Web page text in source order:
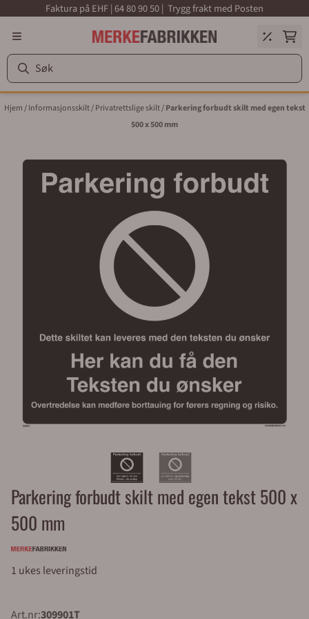
Hopp til innholdFaktura på EHF | 64 80 90 50 | Trygg frakt med Posten
Hjem/Informasjonsskilt/Privatrettslige skilt/Parkering forbudt skilt med egen tekst
500 x 500 mm
Parkering forbudt skilt med egen tekst 500 x
500 mm
1 ukes leveringstid
Art.nr:309901T